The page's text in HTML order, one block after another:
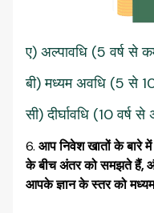
ए) अल्पावधि (5 वर्ष से
बी) मध्यम अवधि (5 से
सी) दीर्घावधि (10 वर्ष
आप निवेश खातों के बारे
के बीच अंतर को समझते हैं,
आपके ज्ञान के स्तर को